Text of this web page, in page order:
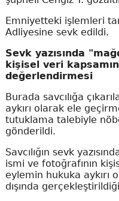
Emniyetteki işlemleri
Adliyesine sevk edildi.
Sevk yazısında
kişisel veri
değerlendirmesi
Burada savcılığa
aykırı olarak ele
tutuklama talebiyle
gönderildi.
Savcılığın sevk
ismi ve fotoğrafının
eylemin hukuka aykırı
dışında